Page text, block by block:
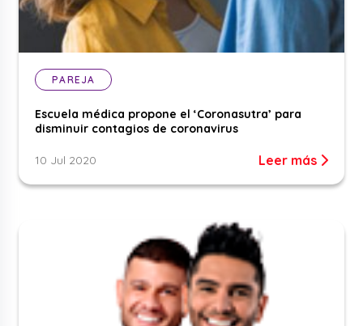
PAREJA
Escuela médica propone el ‘Coronasutra’ para
disminuir contagios de coronavirus
10 Jul 2020 Leer más